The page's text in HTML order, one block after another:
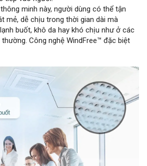
minh này, người dùng có thể tận
mẻ, dễ chịu trong thời gian dài mà
buốt, khô da hay khó chịu như ở các
Công nghệ WindFree™ đặc biệt